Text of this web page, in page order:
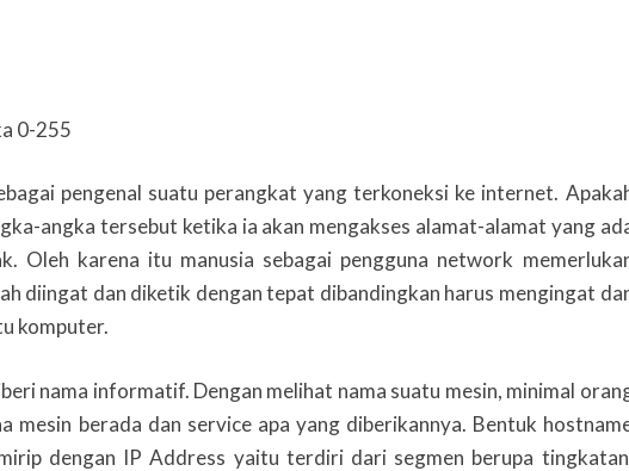
0-255
pengenal suatu perangkat yang terkoneksi ke internet.
angka tersebut ketika ia akan mengakses alamat-alamat yang
Oleh karena itu manusia sebagai pengguna network
diingat dan diketik dengan tepat dibandingkan harus mengingat
komputer.
nama informatif. Dengan melihat nama suatu mesin, minimal
mesin berada dan service apa yang diberikannya. Bentuk
dengan IP Address yaitu terdiri dari segmen berupa